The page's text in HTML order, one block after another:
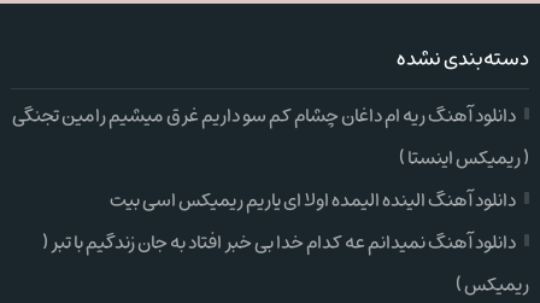
دسته‌بندی نشده
دانلود آهنگ ریه ام داغان چشام کم سو داریم غرق میشیم رامین تجنگی
( ریمیکس اینستا )
دانلود آهنگ الینده الیمده اولا ای یاریم ریمیکس اسی بیت
دانلود آهنگ نمیدانم عه کدام خدا بی خبر افتاد به جان زندگیم با تبر (
ریمیکس )